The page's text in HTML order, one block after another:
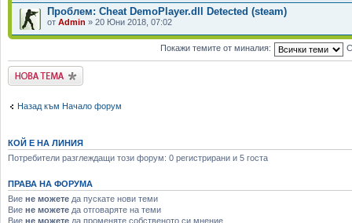
Проблем: Cheat DemoPlayer.dll Detected (steam)
от Admin » 20 Юни 2018, 07:02
Покажи темите от миналия:
Публикувай нова
тема
Назад към Начало форум
КОЙ Е НА ЛИНИЯ
Потребители разглеждащи този форум: 0 регистрирани и 5 госта
ПРАВА НА ФОРУМА
Вие не можете да пускате нови теми
Вие не можете да отговаряте на теми
Вие не можете да променяте собственото си мнение